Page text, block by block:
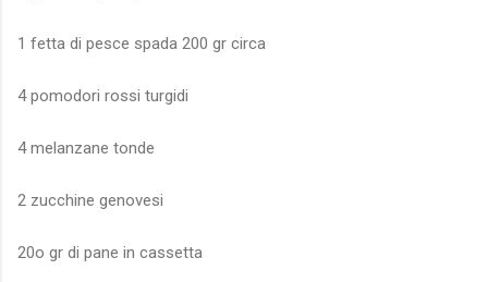
1 fetta di pesce spada 200 gr circa
4 pomodori rossi turgidi
4 melanzane tonde
2 zucchine genovesi
20o gr di pane in cassetta